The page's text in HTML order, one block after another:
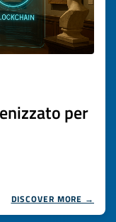
per
DISCOVER MORE →